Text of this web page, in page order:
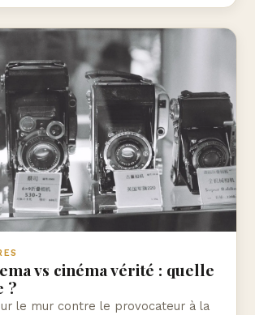
vs cinéma vérité : quelle
?
le mur contre le provocateur à la